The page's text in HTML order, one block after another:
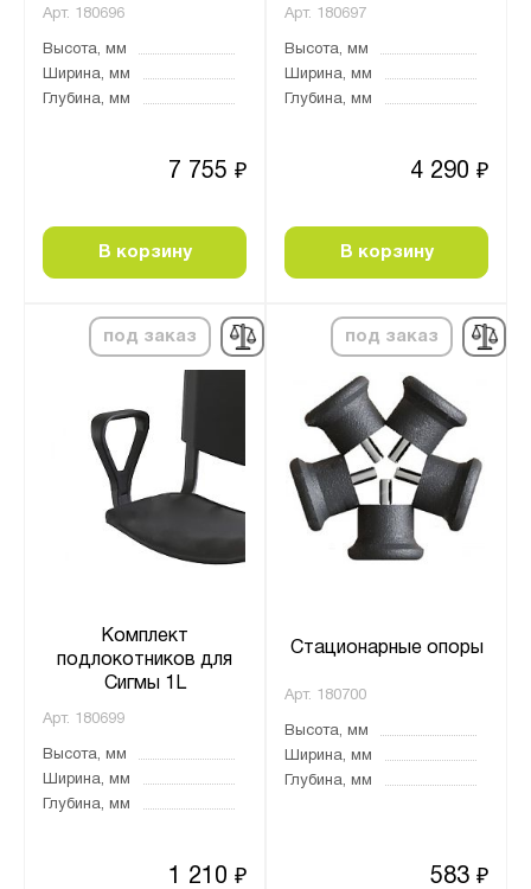
Арт. 180696
Высота, мм
Ширина, мм
Глубина, мм
7 755 ₽
В корзину
Арт. 180697
Высота, мм
Ширина, мм
Глубина, мм
4 290 ₽
В корзину
под заказ
Комплект
подлокотников для
Сигмы 1L
Арт. 180699
Высота, мм
Ширина, мм
Глубина, мм
1 210 ₽
под заказ
Стационарные опоры
Арт. 180700
Высота, мм
Ширина, мм
Глубина, мм
583 ₽